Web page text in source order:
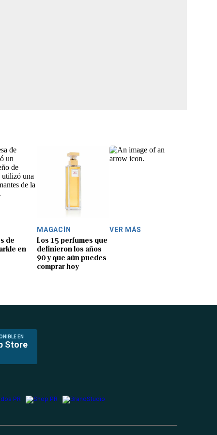
de
en
MAGACÍN
Los 15 perfumes que
definieron los años
90 y que aún puedes
comprar hoy
VER MÁS
EN
Store